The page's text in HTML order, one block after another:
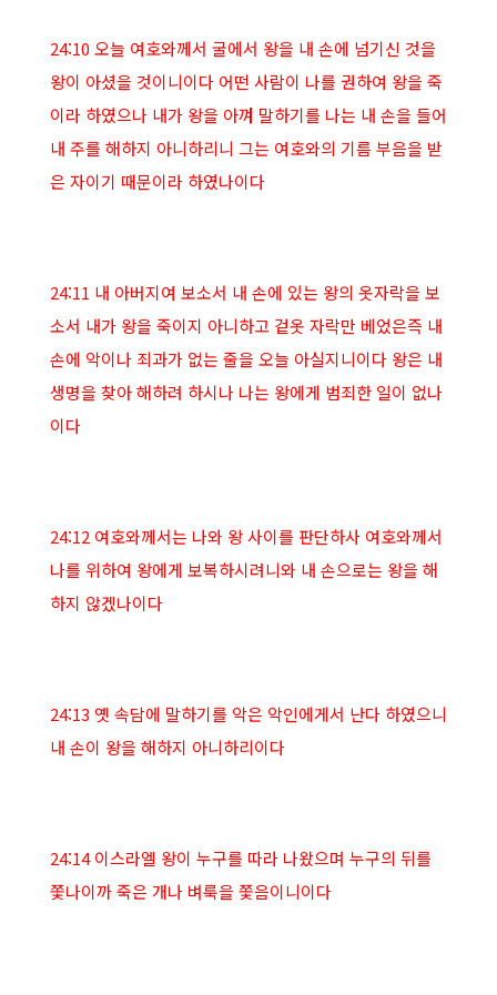
24:10 오늘 여호와께서 굴에서 왕을 내 손에 넘기신 것을
왕이 아셨을 것이니이다 어떤 사람이 나를 권하여 왕을 죽
이라 하였으나 내가 왕을 아껴 말하기를 나는 내 손을 들어
내 주를 해하지 아니하리니 그는 여호와의 기름 부음을 받
은 자이기 때문이라 하였나이다
24:11 내 아버지여 보소서 내 손에 있는 왕의 옷자락을 보
소서 내가 왕을 죽이지 아니하고 겉옷 자락만 베었은즉 내
손에 악이나 죄과가 없는 줄을 오늘 아실지니이다 왕은 내
생명을 찾아 해하려 하시나 나는 왕에게 범죄한 일이 없나
이다
24:12 여호와께서는 나와 왕 사이를 판단하사 여호와께서
나를 위하여 왕에게 보복하시려니와 내 손으로는 왕을 해
하지 않겠나이다
24:13 옛 속담에 말하기를 악은 악인에게서 난다 하였으니
내 손이 왕을 해하지 아니하리이다
24:14 이스라엘 왕이 누구를 따라 나왔으며 누구의 뒤를
쫓나이까 죽은 개나 벼룩을 쫓음이니이다